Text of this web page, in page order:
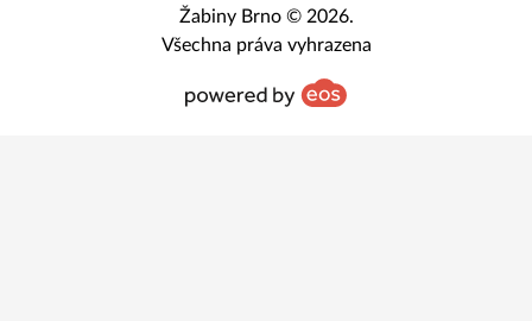
Žabiny Brno © 2026.
Všechna práva vyhrazena